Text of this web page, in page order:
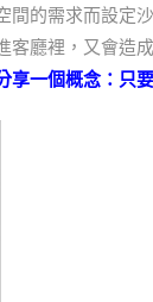
間的需求而設定
客廳裡，又會造
享一個概念：只